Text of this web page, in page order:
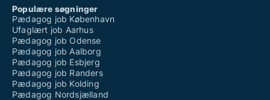
Populære søgninger
Pædagog job København
Ufaglært job Aarhus
Pædagog job Odense
Pædagog job Aalborg
Pædagog job Esbjerg
Pædagog job Randers
Pædagog job Kolding
Pædagog Nordsjælland